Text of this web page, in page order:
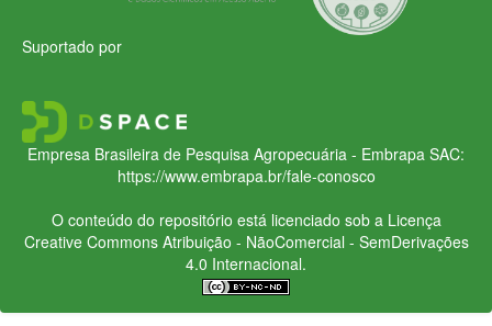
Suportado por
Empresa Brasileira de Pesquisa Agropecuária - Embrapa SAC:
https://www.embrapa.br/fale-conosco
O conteúdo do repositório está licenciado sob a Licença
Creative CommonsAtribuição - NãoComercial - SemDerivações
4.0 Internacional.